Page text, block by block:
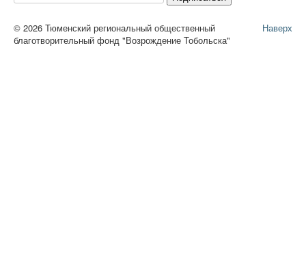
Наверх
© 2026 Тюменский региональный общественный
благотворительный фонд "Возрождение Тобольска"